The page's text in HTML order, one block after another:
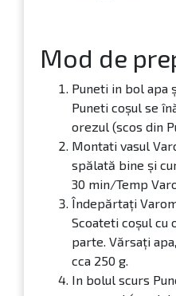
Mod de
Puneti in bol apa
Puneti coșul se
orezul (scos din
Montati vasul
spălată bine și
30 min/Temp
Îndepărtați
Scoateti coșul cu
parte. Vărsați
cca 250 g.
In bolul scurs